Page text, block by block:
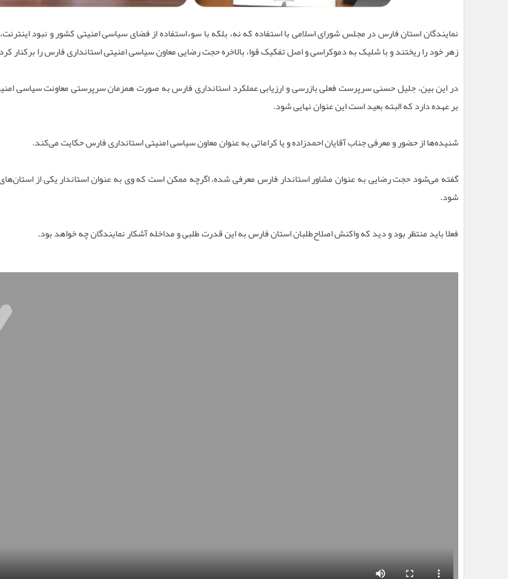
نمایندگان استان فارس در مجلس شورای اسلامی با استفاده که نه، بلکه با سوءاستفاده از فضای سیاسی امنیتی کشور و نبود
زهر خود را ریختند و با شلیک به دموکراسی و اصل تفکیک قوا، بالاخره حجت رضایی معاون سیاسی امنیتی استانداری فارس را برکنار
در این بین، جلیل حسنی سرپرست فعلی بازرسی و ارزیابی عملکرد استانداری فارس به صورت همزمان سرپرستی معاونت سیاسی
بر عهده دارد که البته بعید است این عنوان نهایی شود.
شنیده‌ها از حضور و معرفی جناب آقایان احمدزاده و یا کراماتی به عنوان معاون سیاسی امنیتی استانداری فارس حکایت می‌کند.
گفته می‌شود حجت رضایی به عنوان مشاور استاندار فارس معرفی شده، اگرچه ممکن است که وی به عنوان استاندار یکی از
شود.
فعلا باید منتظر بود و دید که واکنش اصلاح‌طلبان استان فارس به این قدرت طلبی و مداخله آشکار نمایندگان چه خواهد بود.